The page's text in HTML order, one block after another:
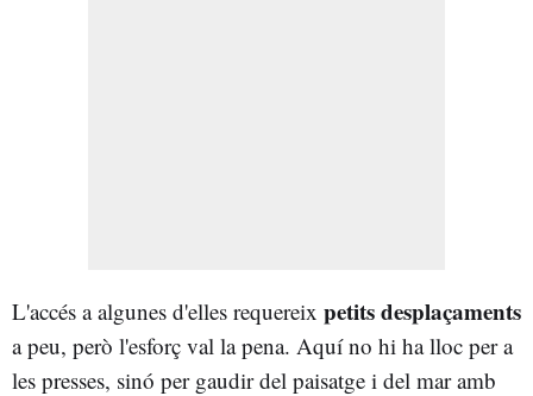
L'accés a algunes d'elles requereix petits desplaçaments
a peu, però l'esforç val la pena. Aquí no hi ha lloc per a
les presses, sinó per gaudir del paisatge i del mar amb